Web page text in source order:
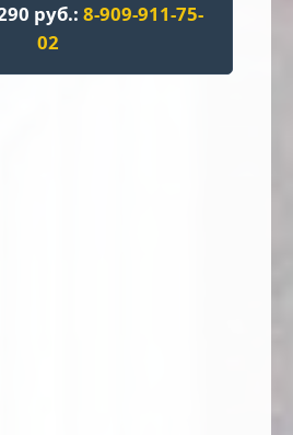
руб.: 8-909-911-75-
02